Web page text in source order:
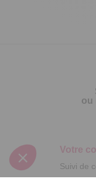
ou
Votre
Suivi de
Livraison